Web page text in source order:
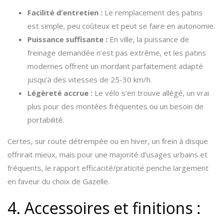
Facilité d’entretien : Le remplacement des patins
est simple, peu coûteux et peut se faire en autonomie.
Puissance suffisante : En ville, la puissance de
freinage demandée n’est pas extrême, et les patins
modernes offrent un mordant parfaitement adapté
jusqu’à des vitesses de 25-30 km/h.
Légèreté accrue : Le vélo s’en trouve allégé, un vrai
plus pour des montées fréquentes ou un besoin de
portabilité.
Certes, sur route détrempée ou en hiver, un frein à disque
offrirait mieux, mais pour une majorité d’usages urbains et
fréquents, le rapport efficacité/praticité penche largement
en faveur du choix de Gazelle.
4. Accessoires et finitions :